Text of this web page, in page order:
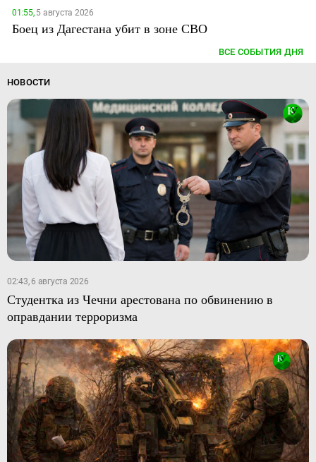
01:55,5 августа 2026
Боец из Дагестана убит в зоне СВО
ВСЕ СОБЫТИЯ ДНЯ
НОВОСТИ
02:43, 6 августа 2026
Студентка из Чечни арестована по обвинению в
оправдании терроризма